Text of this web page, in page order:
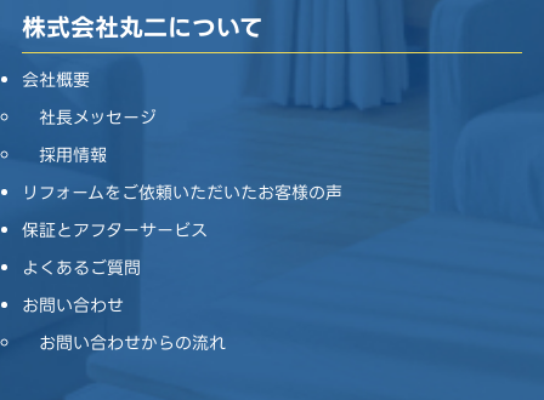
株式会社丸二について
会社概要
社長メッセージ
採用情報
リフォームをご依頼いただいたお客様の声
保証とアフターサービス
よくあるご質問
お問い合わせ
お問い合わせからの流れ